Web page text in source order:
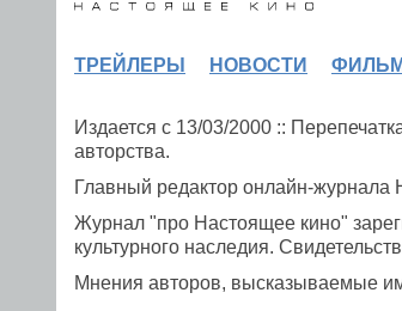
ТРЕЙЛЕРЫ НОВОСТИ
Издается с 13/03/2000 ::
авторства.
Главный редактор онлайн-
Журнал "про Настоящее кино"
культурного наследия.
Мнения авторов, высказываемые